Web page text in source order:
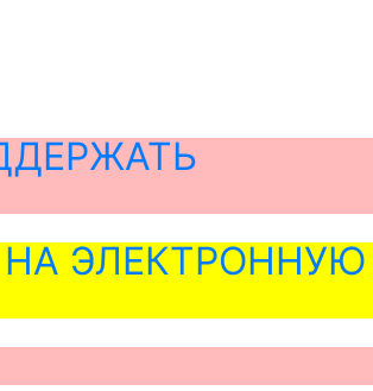
ЭЛЕКТРОННУЮ